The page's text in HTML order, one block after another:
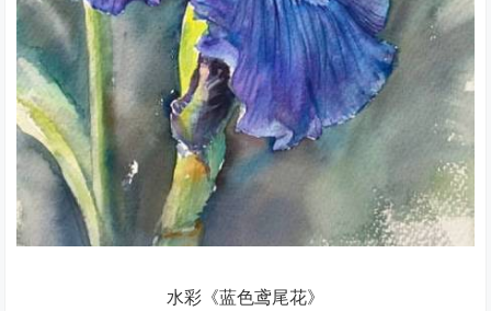
水彩《蓝色鸢尾花》